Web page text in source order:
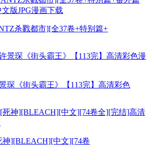
杀戮都市][全37卷+特别篇+
琛《街头霸王》【113完】高清彩色
神][BLEACH][中文][74卷